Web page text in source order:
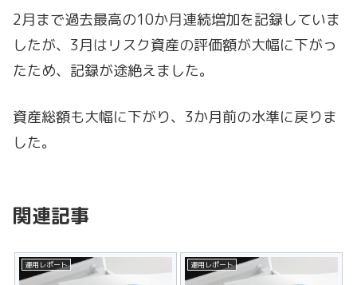
2月まで過去最高の10か月連続増加を記録していま
したが、3月はリスク資産の評価額が大幅に下がっ
たため、記録が途絶えました。
資産総額も大幅に下がり、3か月前の水準に戻りま
した。
関連記事
運用レポート 運用レポート